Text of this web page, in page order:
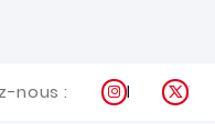
nous : Instagram
X